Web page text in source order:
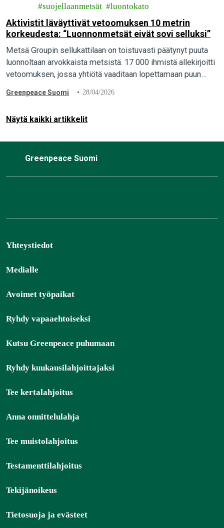
suojellaanmetsät
luontokato
Aktivistit läväyttivät vetoomuksen 10 metrin
korkeudesta: “Luonnonmetsät eivät sovi selluksi”
Metsä Groupin sellukattilaan on toistuvasti päätynyt puuta
luonnoltaan arvokkaista metsistä. 17 000 ihmistä allekirjoitti
vetoomuksen, jossa yhtiötä vaaditaan lopettamaan puun
toimittivat vetoomuksen yhtiön pääkonttorille Espooseen
Greenpeace Suomi 28/04/2026
Näytä kaikki artikkelit
Greenpeace Suomi
Yhteystiedot
Medialle
Avoimet työpaikat
Ryhdy vapaaehtoiseksi
Kutsu Greenpeace puhumaan
Ryhdy kuukausilahjoittajaksi
Tee kertalahjoitus
Anna onnittelulahja
Tee muistolahjoitus
Testamenttilahjoitus
Tekijänoikeus
Tietosuoja ja evästeet